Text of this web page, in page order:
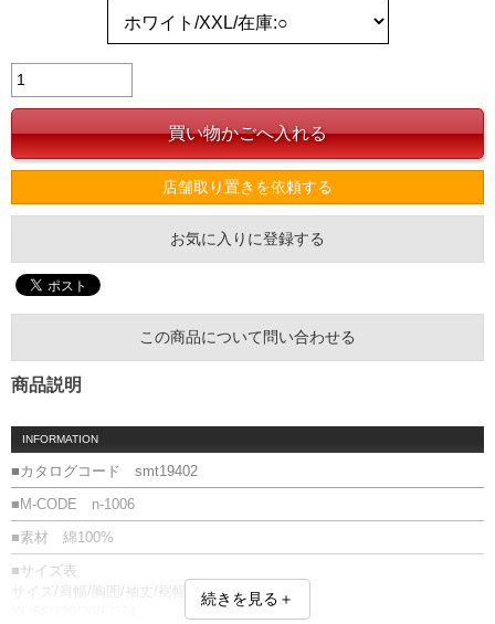
店舗取り置きを依頼する
お気に入りに登録する
この商品について問い合わせる
商品説明
INFORMATION
■カタログコード smt19402
■M-CODE n-1006
■素材 綿100%
■サイズ表
サイズ/肩幅/胸囲/袖丈/裾幅/着丈続きを見る＋